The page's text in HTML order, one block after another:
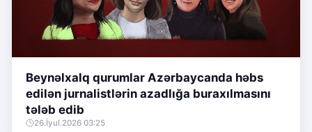
Beynəlxalq qurumlar Azərbaycanda həbs
edilən jurnalistlərin azadlığa buraxılmasını
tələb edib
26.İyul.2026 03:25